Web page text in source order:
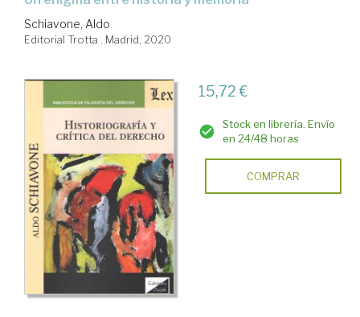
Schiavone, Aldo
Editorial Trotta . Madrid, 2020
15,72 €
Stock en librería. Envío
en 24/48 horas
COMPRAR